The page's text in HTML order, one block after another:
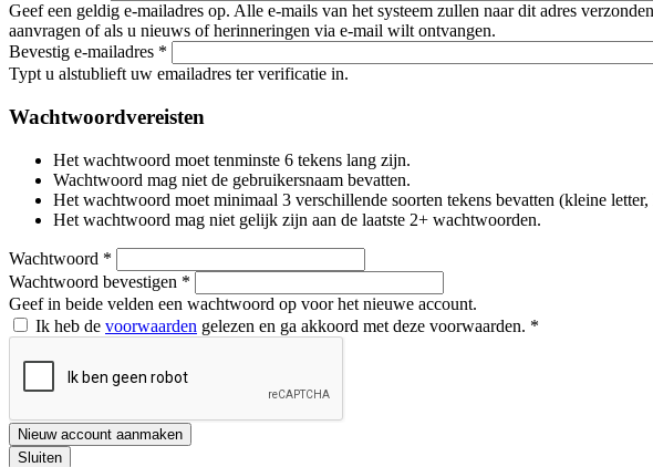
Geef een geldig e-mailadres op. Alle e-mails van het systeem zullen naar dit adres
aanvragen of als u nieuws of herinneringen via e-mail wilt ontvangen.
Bevestig e-mailadres *
Typt u alstublieft uw emailadres ter verificatie in.
Wachtwoordvereisten
Het wachtwoord moet tenminste 6 tekens lang zijn.
Wachtwoord mag niet de gebruikersnaam bevatten.
Het wachtwoord moet minimaal 3 verschillende soorten tekens bevatten (kleine
Het wachtwoord mag niet gelijk zijn aan de laatste 2+ wachtwoorden.
Wachtwoord *
Wachtwoord bevestigen *
Geef in beide velden een wachtwoord op voor het nieuwe account.
Ik heb de voorwaarden gelezen en ga akkoord met deze voorwaarden. *
Nieuw account aanmaken
Sluiten